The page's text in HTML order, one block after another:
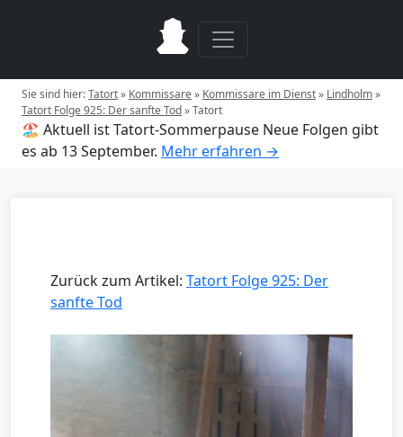
Sie sind hier:Tatort» Kommissare» Kommissare im Dienst» Lindholm»
Tatort Folge 925: Der sanfte Tod»Tatort
🏖️ Aktuell ist Tatort-Sommerpause Neue Folgen gibt
es ab 13 September. Mehr erfahren →
Zurück zum Artikel: Tatort Folge 925: Der
sanfte Tod